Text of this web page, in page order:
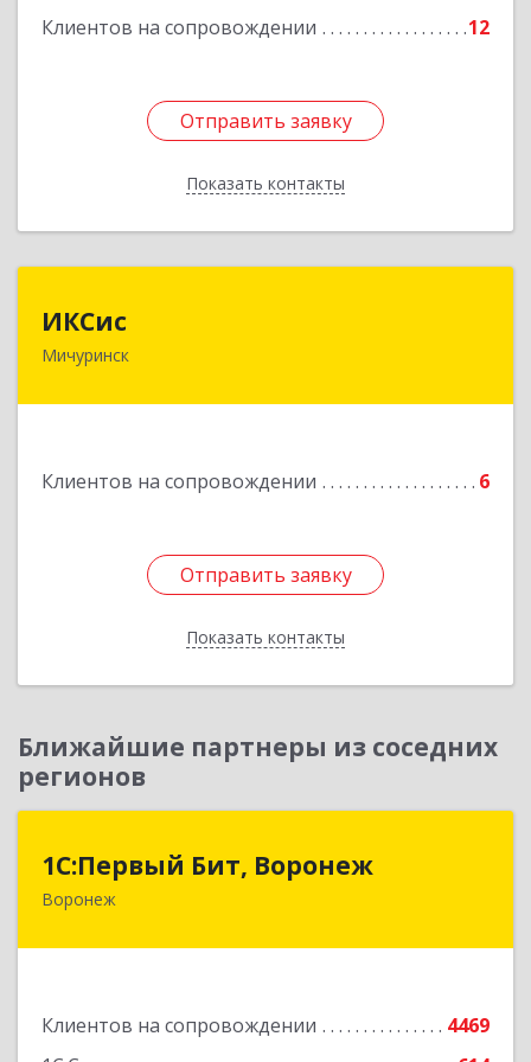
Клиентов на сопровождении 12
Отправить заявку
Показать контакты
Отправить заявку
Назад
ИКСис
Мичуринск
Клиентов на сопровождении 6
Отправить заявку
Показать контакты
Отправить заявку
Назад
Ближайшие партнеры из соседних
регионов
1С:Первый Бит, Воронеж
Воронеж
Клиентов на сопровождении
4469
1С:Первый Бит, Воронеж
394006, Воронежская обл, Воронеж г, 20-летия